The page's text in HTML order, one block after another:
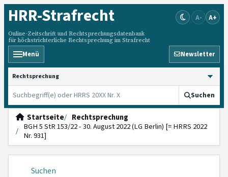
HRR-Strafrecht
Online-Zeitschrift und Rechtsprechungsdatenbank
für höchstrichterliche Rechtsprechung im Strafrecht
A- A+
Menü Newsletter
HRRS durchsuchen
Suchen
Startseite
Rechtsprechung
BGH 5 StR 153/22 - 30. August 2022 (LG Berlin) [= HRRS 2022
Nr. 931]
Suchen